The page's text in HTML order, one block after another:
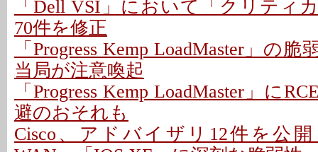
「Dell VSI」において「クリティ
70件を修正
「Progress Kemp LoadMaster」の
当局が注意喚起
「Progress Kemp LoadMaster」に
避のおそれも
Cisco、アドバイザリ12件を公開